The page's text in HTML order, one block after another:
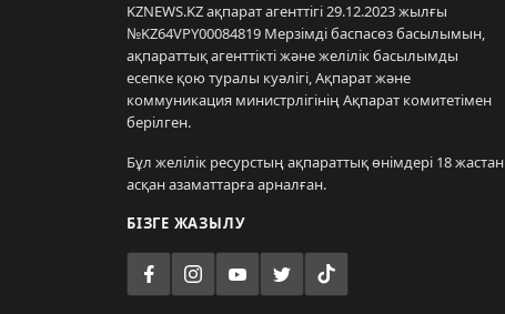
KZNEWS.KZ ақпарат агенттігі 29.12.2023 жылғы
№KZ64VPY00084819 Мерзімді баспасөз басылымын,
ақпараттық агенттікті және желілік басылымды
есепке қою туралы куәлігі, Ақпарат және
коммуникация министрлігінің Ақпарат комитетімен
берілген.
Бұл желілік ресурстың ақпараттық өнімдері 18 жастан
асқан азаматтарға арналған.
БІЗГЕ ЖАЗЫЛУ